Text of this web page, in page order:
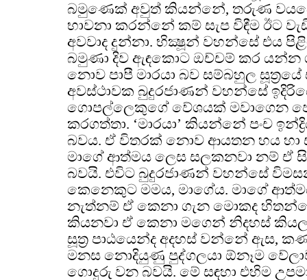
බමුණෙක් අවුත් කියන්නේ, තරුණ
භාවනා කරන්නේ කම් සැප විඳීම ඊට
අවවාද දුන්නා. භික්‍ෂූන් වහන්සේ එය
බමුණා දිව ඇඳකොට ඔච්චම් කර යන්න
නොව පාපී මාරයා බව සම්බහුල
අවස්ථාවක බුදුරජාණන් වහන්සේ ඉදිරියේ
ගොපල්ලෙකුගේ වේශයක් මවාගෙන
කරගත්තා. ‘මාරයා’ කියන්නේ පංච
බවය. ඒ විතරක් නොව ආයතන හය හා
මාගේ ආත්මය ලෙස සලකනවා නම් ඒ
බවයි. එවිට බුදුරජාණන් වහන්සේ
කෙනෙකුට මමය, මාගේය. මාගේ
නැත්නම් ඒ කෙනා ගැන මොකද
කියනවා ඒ කෙනා මගෙන් නිදහස්
සූත්‍ර පාඨයෙන්ද අදහස් වන්නේ ඇස,
මනස නොදියුණු පුද්ගලයා ඕනෑම
ගොදුරු වන බවයි. මේ සඳහා එහිම